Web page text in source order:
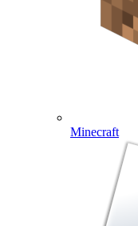
Minecraft